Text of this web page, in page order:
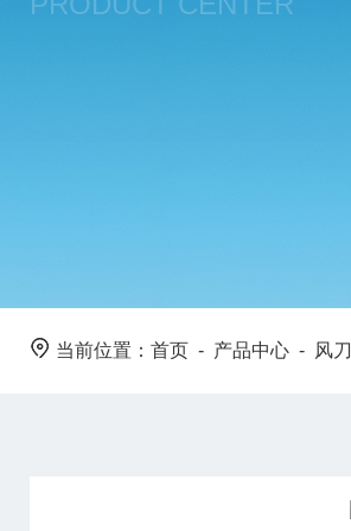
当前位置： 首页 - 产品中心 - 风刀